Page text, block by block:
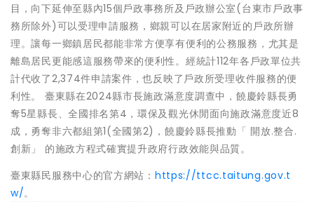
目，向下延伸至縣內15個戶政事務所及戶政辦公室(台東市戶政事
務所除外)可以受理申請服務，鄉親可以在居家附近的戶政所辦
理。讓每一鄉鎮居民都能非常方便享有便利的公務服務，尤其是
離島居民更能感這服務帶來的便利性。經統計112年各戶政單位共
計代收了2,374件申請案件，也反映了戶政所受理收件服務的便
利性。 臺東縣在2024縣市長施政滿意度調查中，饒慶鈴縣長勇
奪5星縣長、全國排名第4，環保及觀光休閒面向施政滿意度近8
成，勇奪非六都組第1(全國第2)，饒慶鈴縣長推動「 開放.整合.
創新」 的施政方程式確實提升政府行政效能與品質。
臺東縣民服務中心的官方網站： https://ttcc.taitung.gov.t
w/。